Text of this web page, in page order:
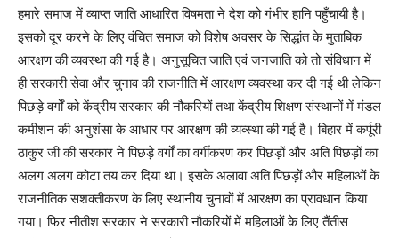
हमारे समाज में व्याप्त जाति आधारित विषमता ने देश को गंभीर हानि पहुँचायी है।
इसको दूर करने के लिए वंचित समाज को विशेष अवसर के सिद्धांत के मुताबिक
आरक्षण की व्यवस्था की गई है। अनुसूचित जाति एवं जनजाति को तो संविधान में
ही सरकारी सेवा और चुनाव की राजनीति में आरक्षण व्यवस्था कर दी गई थी लेकिन
पिछड़े वर्गों को केंद्रीय सरकार की नौकरियों तथा केंद्रीय शिक्षण संस्थानों में मंडल
कमीशन की अनुशंसा के आधार पर आरक्षण की व्यव्स्था की गई है। बिहार में कर्पूरी
ठाकुर जी की सरकार ने पिछड़े वर्गों का वर्गीकरण कर पिछड़ों और अति पिछड़ों का
अलग अलग कोटा तय कर दिया था। इसके अलावा अति पिछड़ों और महिलाओं के
राजनीतिक सशक्तीकरण के लिए स्थानीय चुनावों में आरक्षण का प्रावधान किया
गया। फिर नीतीश सरकार ने सरकारी नौकरियों में महिलाओं के लिए तैंतीस